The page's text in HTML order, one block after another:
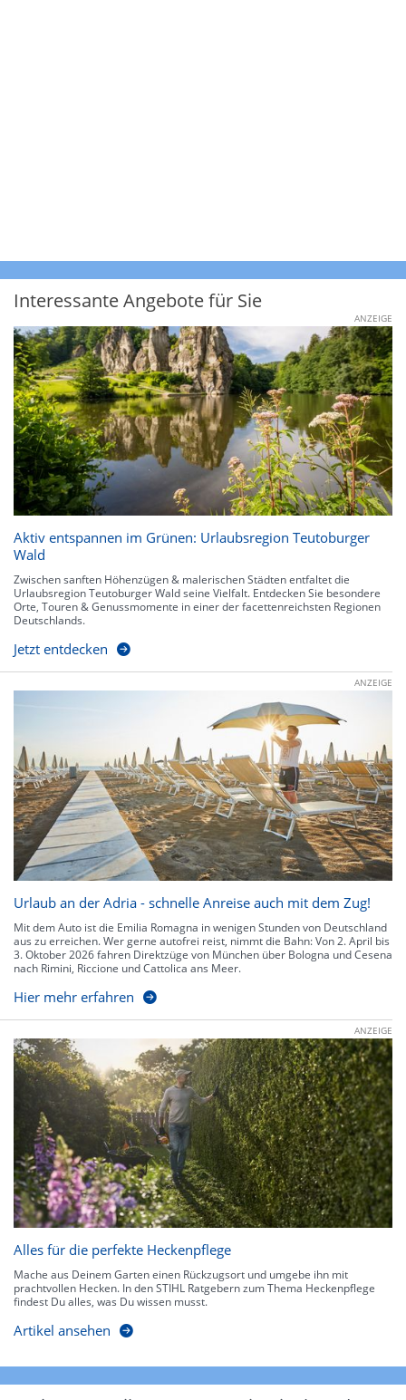
Interessante Angebote für Sie
ANZEIGE
Aktiv entspannen im Grünen: Urlaubsregion Teutoburger
Wald
Zwischen sanften Höhenzügen & malerischen Städten entfaltet die
Urlaubsregion Teutoburger Wald seine Vielfalt. Entdecken Sie besondere
Orte, Touren & Genussmomente in einer der facettenreichsten Regionen
Deutschlands.
Jetzt entdecken
ANZEIGE
Urlaub an der Adria - schnelle Anreise auch mit dem Zug!
Mit dem Auto ist die Emilia Romagna in wenigen Stunden von Deutschland
aus zu erreichen. Wer gerne autofrei reist, nimmt die Bahn: Von 2. April bis
3. Oktober 2026 fahren Direktzüge von München über Bologna und Cesena
nach Rimini, Riccione und Cattolica ans Meer.
Hier mehr erfahren
ANZEIGE
Alles für die perfekte Heckenpflege
Mache aus Deinem Garten einen Rückzugsort und umgebe ihn mit
prachtvollen Hecken. In den STIHL Ratgebern zum Thema Heckenpflege
findest Du alles, was Du wissen musst.
Artikel ansehen